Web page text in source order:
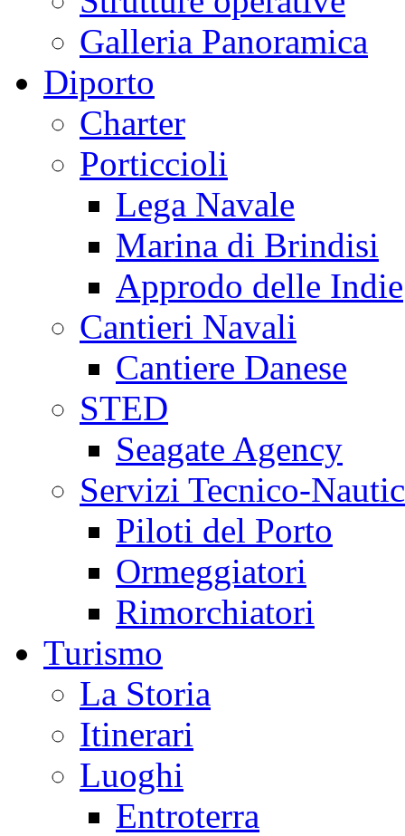
Galleria Panoramica
Diporto
Charter
Porticcioli
Lega Navale
Marina di Brindisi
Approdo delle Indie
Cantieri Navali
Cantiere Danese
STED
Seagate Agency
Servizi Tecnico-
Piloti del Porto
Ormeggiatori
Rimorchiatori
Turismo
La Storia
Itinerari
Luoghi
Entroterra